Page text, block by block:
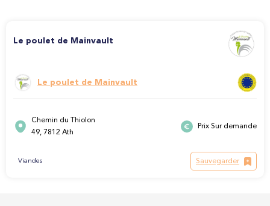
Le poulet de Mainvault
Le poulet de Mainvault
Chemin du Thiolon
49, 7812 Ath
Prix Sur demande
Viandes Sauvegarder